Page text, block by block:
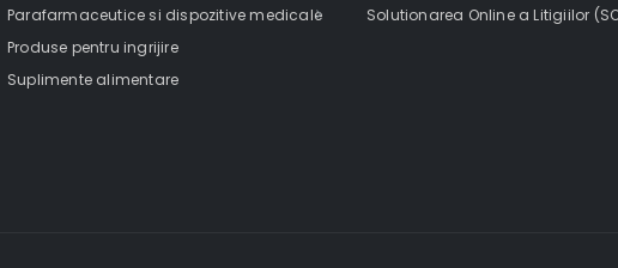
Parafarmaceutice si dispozitive medicale
Produse pentru ingrijire
Suplimente alimentare
Solutionarea Online a Litigiilor